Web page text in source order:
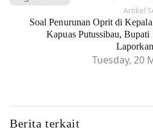
Artikel
Soal Penurunan Oprit di
Kapuas Putussibau, Bupati
Tuesday, 20
Berita terkait